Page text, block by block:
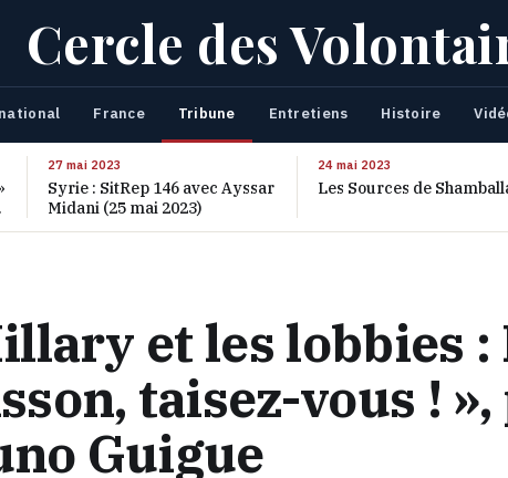
Cercle des
France Tribune Entretiens Histoire
27 mai 2023
Syrie : SitRep 146 avec Ayssar
Midani (25 mai 2023)
24 mai 2023
Les Sources de
et les lobbies :
taisez-vous !
Guigue